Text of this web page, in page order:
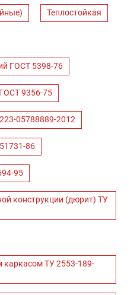
Теплостойкая
ГОСТ 5398-76
9356-75
05788889-2012
86
95
конструкции (дюрит) ТУ
ТУ 2553-189-